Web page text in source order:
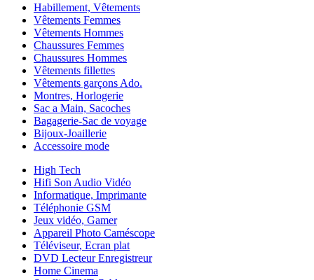
Habillement, Vêtements
Vêtements Femmes
Vêtements Hommes
Chaussures Femmes
Chaussures Hommes
Vêtements fillettes
Vêtements garçons Ado.
Montres, Horlogerie
Sac a Main, Sacoches
Bagagerie-Sac de voyage
Bijoux-Joaillerie
Accessoire mode
High Tech
Hifi Son Audio Vidéo
Informatique, Imprimante
Téléphonie GSM
Jeux vidéo, Gamer
Appareil Photo Caméscope
Téléviseur, Ecran plat
DVD Lecteur Enregistreur
Home Cinema